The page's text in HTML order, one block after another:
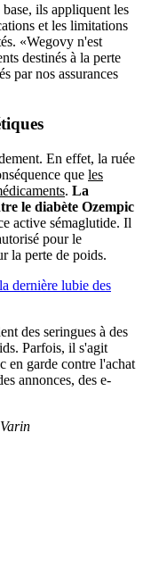
ils appliquent les
et les limitations
«Wegovy n'est
destinés à la perte
par nos assurances
En effet, la ruée
que les
. La
le diabète Ozempic
active sémaglutide. Il
pour le
la perte de poids.
dernière lubie des
des seringues à des
Parfois, il s'agit
en garde contre l'achat
annonces, des e-